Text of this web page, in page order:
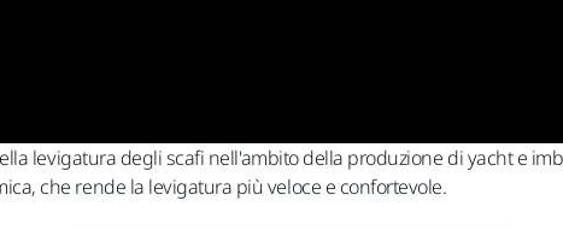
levigatura degli scafi nell'ambito della produzione di yacht e
che rende la levigatura più veloce e confortevole.